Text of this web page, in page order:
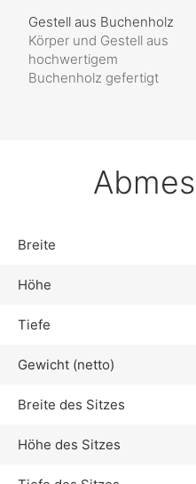
Gestell aus Buchenholz
Körper und Gestell aus
hochwertigem
Buchenholz gefertigt
Breite
Höhe
Tiefe
Gewicht (netto)
Breite des Sitzes
Höhe des Sitzes